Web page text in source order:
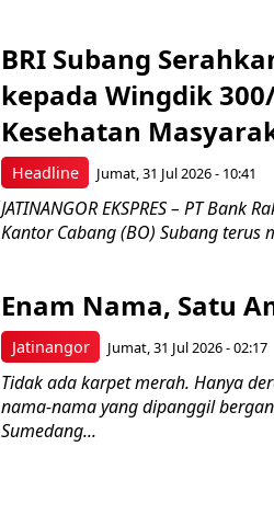
Headline
BRI Subang
kepada Wingdik
Kesehatan
Jumat, 31 Jul 2026 - 10:41
JATINANGOR EKSPRES – PT Bank
Kantor Cabang (BO) Subang
Jatinangor
Enam Nama, Satu
Jumat, 31 Jul 2026 - 02:17
Tidak ada karpet merah. Hanya
nama-nama yang dipanggil
Sumedang...